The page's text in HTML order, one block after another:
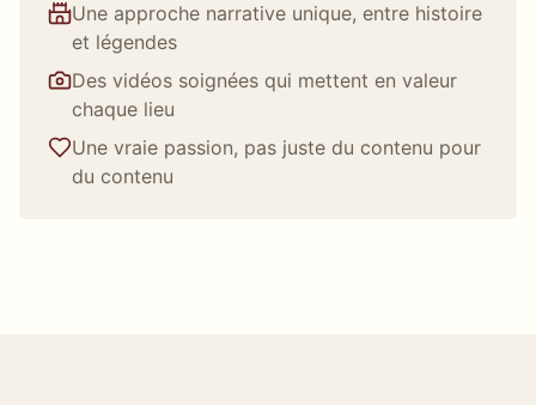
Une approche narrative unique, entre histoire
et légendes
Des vidéos soignées qui mettent en valeur
chaque lieu
Une vraie passion, pas juste du contenu pour
du contenu